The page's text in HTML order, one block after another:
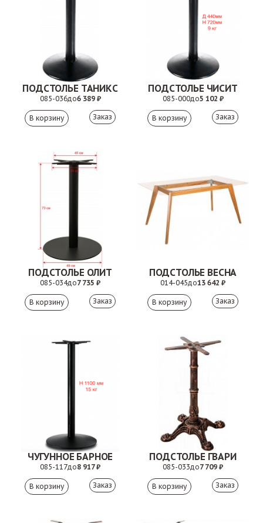
ПОДСТОЛЬЕ ТАНИКС
085-036до6 389 ₽
Заказ
ПОДСТОЛЬЕ ЧИСИТ
085-000до5 102 ₽
Заказ
ПОДСТОЛЬЕ ОЛИТ
085-034до7 735 ₽
Заказ
ПОДСТОЛЬЕ ВЕСНА
014-045до13 642 ₽
Заказ
ЧУГУННОЕ БАРНОЕ
085-117до8 917 ₽
Заказ
ПОДСТОЛЬЕ ГВАРИ
085-033до7 709 ₽
Заказ